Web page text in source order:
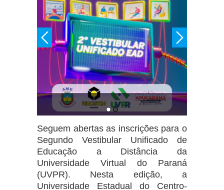
Seguem abertas as inscrições para o
Segundo Vestibular Unificado de
Educação a Distância da
Universidade Virtual do Paraná
(UVPR). Nesta edição, a
Universidade Estadual do Centro-